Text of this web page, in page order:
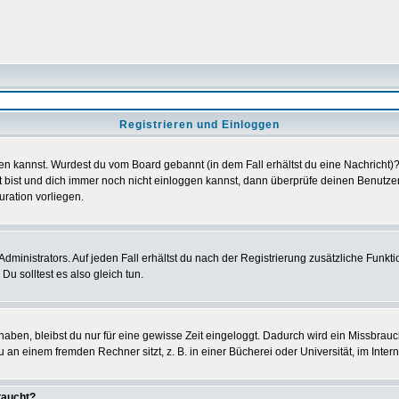
Registrieren und Einloggen
kannst. Wurdest du vom Board gebannt (in dem Fall erhältst du eine
und dich immer noch nicht einloggen kannst, dann überprüfe deinen
vorliegen.
Auf jeden Fall erhältst du nach der Registrierung zusätzliche
solltest es also gleich tun.
bleibst du nur für eine gewisse Zeit eingeloggt. Dadurch wird ein
einem fremden Rechner sitzt, z. B. in einer Bücherei oder Universität, im